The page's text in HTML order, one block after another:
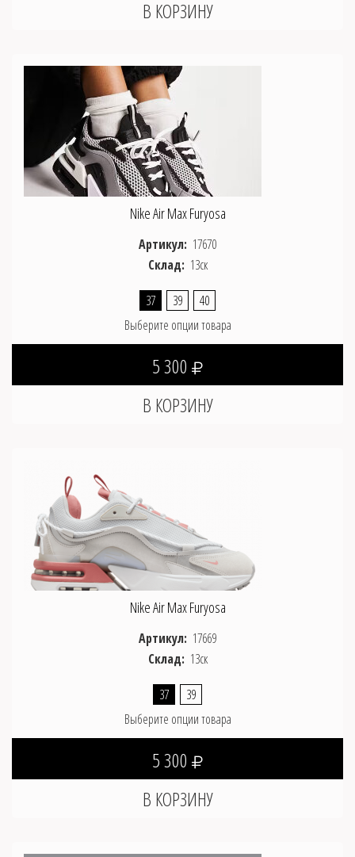
Nike Air Max Furyosa
Артикул: 17670
Склад: 13ск
37 39
40
Выберите опции товара
5 300
Nike Air Max Furyosa
Артикул: 17669
Склад: 13ск
37
39
Выберите опции товара
5 300